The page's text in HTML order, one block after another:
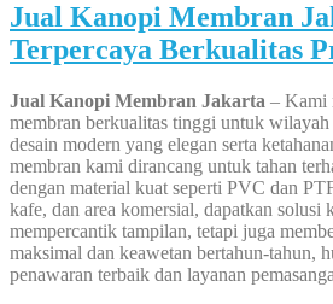
Jual Kanopi Membran
Terpercaya Berkualitas
Jual Kanopi Membran Jakarta – Kami
membran berkualitas tinggi untuk wilayah
desain modern yang elegan serta
membran kami dirancang untuk tahan
dengan material kuat seperti PVC dan
kafe, dan area komersial, dapatkan solusi
mempercantik tampilan, tetapi juga
maksimal dan keawetan bertahun-tahun,
penawaran terbaik dan layanan